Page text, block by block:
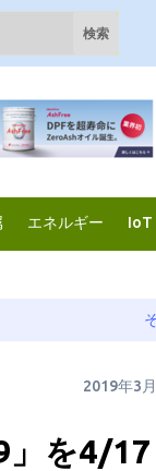
エネルギー IoT
2019年3
」を4/